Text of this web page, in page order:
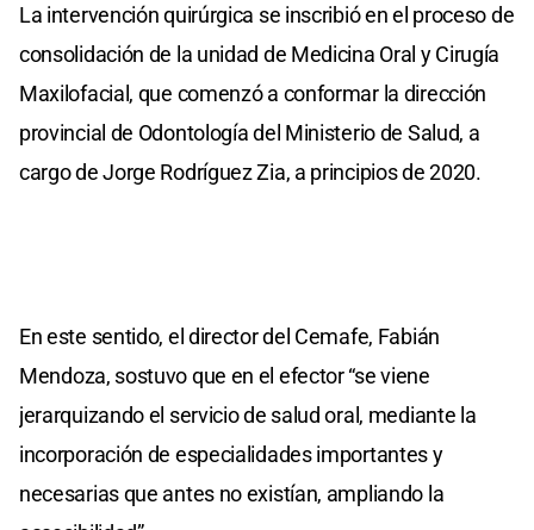
La intervención quirúrgica se inscribió en el proceso de
consolidación de la unidad de Medicina Oral y Cirugía
Maxilofacial, que comenzó a conformar la dirección
provincial de Odontología del Ministerio de Salud, a
cargo de Jorge Rodríguez Zia, a principios de 2020.
En este sentido, el director del Cemafe, Fabián
Mendoza, sostuvo que en el efector “se viene
jerarquizando el servicio de salud oral, mediante la
incorporación de especialidades importantes y
necesarias que antes no existían, ampliando la